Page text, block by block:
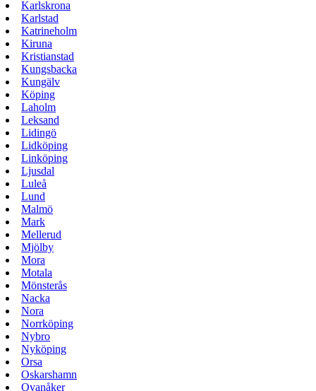
Karlskrona
Karlstad
Katrineholm
Kiruna
Kristianstad
Kungsbacka
Kungälv
Köping
Laholm
Leksand
Lidingö
Lidköping
Linköping
Ljusdal
Luleå
Lund
Malmö
Mark
Mellerud
Mjölby
Mora
Motala
Mönsterås
Nacka
Nora
Norrköping
Nybro
Nyköping
Orsa
Oskarshamn
Ovanåker